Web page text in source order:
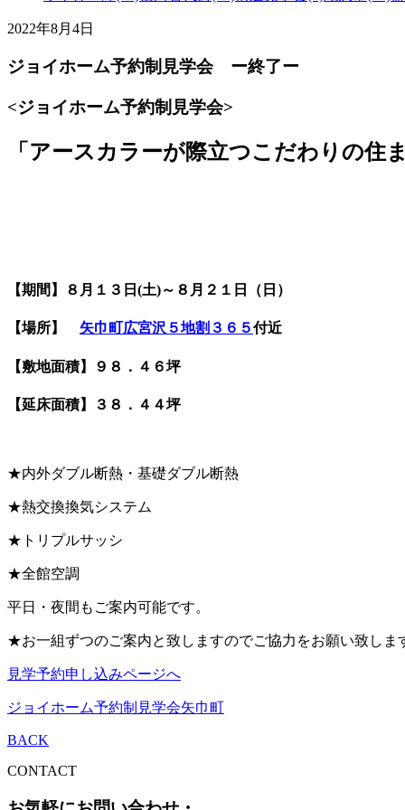
2022年8月4日
ジョイホーム予約制見学会 ー終了ー
<ジョイホーム予約制見学会>
「アースカラーが際立つこだわりの住
【期間】８月１３日(土)～８月２１日（日）
【場所】 矢巾町広宮沢５地割３６５付近
【敷地面積】９８．４６坪
【延床面積】３８．４４坪
★内外ダブル断熱・基礎ダブル断熱
★熱交換換気システム
★トリプルサッシ
★全館空調
平日・夜間もご案内可能です。
★お一組ずつのご案内と致しますのでご協力をお願い致しま
見学予約申し込みページへ
ジョイホーム予約制見学会矢巾町
BACK
CONTACT